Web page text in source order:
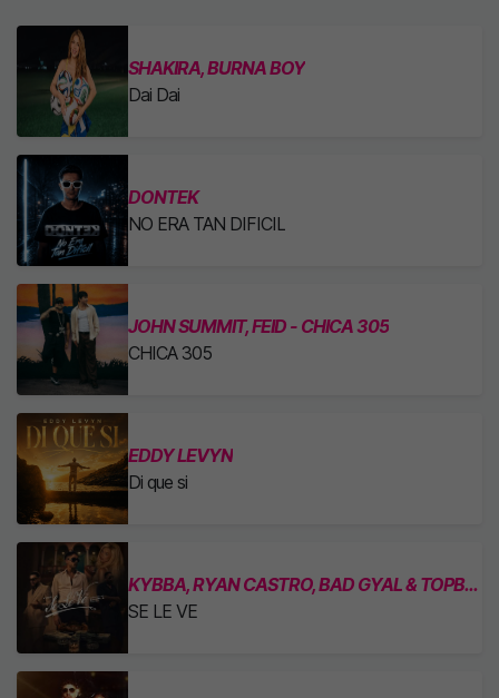
SHAKIRA, BURNA BOY
Dai Dai
DONTEK
NO ERA TAN DIFICIL
JOHN SUMMIT, FEID - CHICA 305
CHICA 305
EDDY LEVYN
Di que si
KYBBA, RYAN CASTRO, BAD GYAL & TOPBOY
SE LE VE